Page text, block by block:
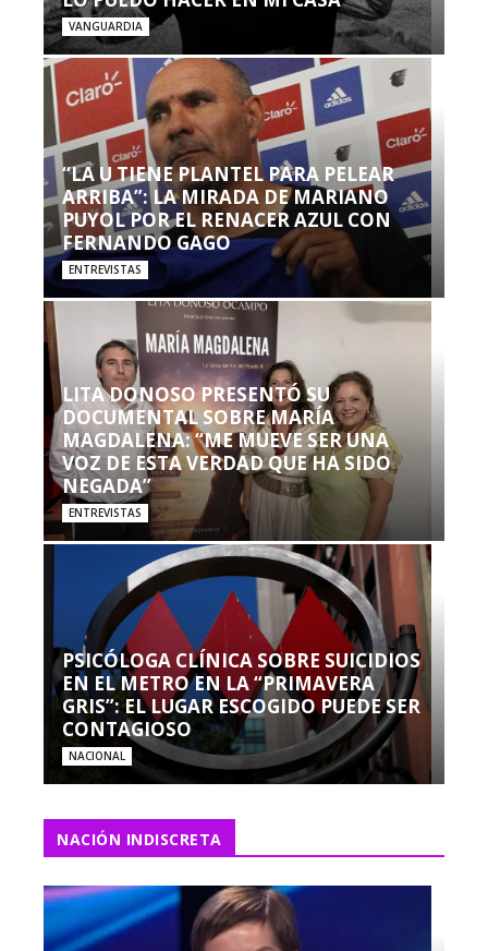
VANGUARDIA
“LA U TIENE PLANTEL PARA PELEAR
ARRIBA”: LA MIRADA DE MARIANO
PUYOL POR EL RENACER AZUL CON
FERNANDO GAGO
ENTREVISTAS
LITA DONOSO PRESENTÓ SU
DOCUMENTAL SOBRE MARÍA
MAGDALENA: “ME MUEVE SER UNA
VOZ DE ESTA VERDAD QUE HA SIDO
NEGADA”
ENTREVISTAS
PSICÓLOGA CLÍNICA SOBRE SUICIDIOS
EN EL METRO EN LA “PRIMAVERA
GRIS”: EL LUGAR ESCOGIDO PUEDE SER
CONTAGIOSO
NACIONAL
NACIÓN INDISCRETA